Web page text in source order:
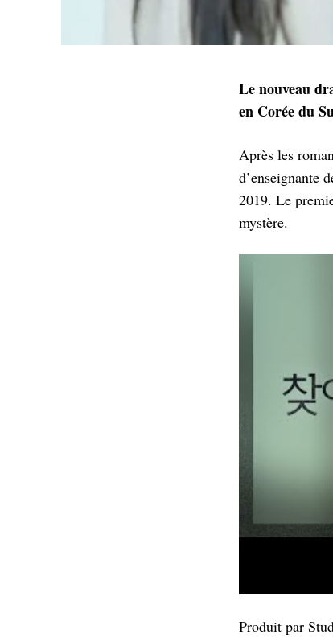
Le nouveau
en Corée du
Après les
d’enseignante
2019. Le
mystère.
Produit par